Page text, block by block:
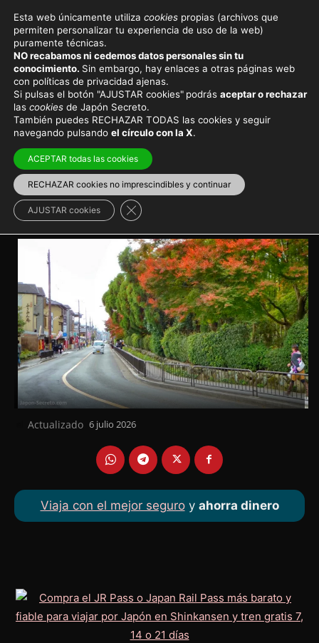
Viajar a Japón Destinos principales
Kinukake No Michi, sendero
pintoresco al norte de Kioto
Un paseo a pie visitando tres templos Patrimonio de
la Humanidad en Kioto
Región de Kansai > Kioto Recorridos urbanos
> Norte de Kioto
Actualizado 6 julio 2026
Viaja con el mejor seguroy ahorra dinero
Esta web únicamente utiliza cookies propias (archivos que
permiten personalizar tu experiencia de uso de la web)
puramente técnicas.
NO recabamos ni cedemos datos personales sin tu
conocimiento. Sin embargo, hay enlaces a otras páginas web
con políticas de privacidad ajenas.
Si pulsas el botón "AJUSTAR cookies" podrás aceptar o rechazar
las cookies de Japón Secreto.
También puedes RECHAZAR TODAS las cookies y seguir
navegando pulsando el círculo con la X.
ACEPTAR todas las cookies
RECHAZAR cookies no imprescindibles y continuar
AJUSTAR cookies Cerrar el banner de cookies RGPD